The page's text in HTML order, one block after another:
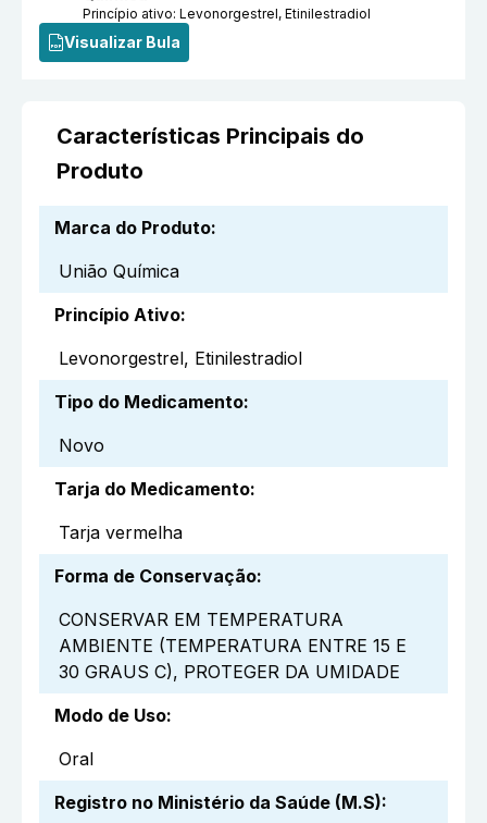
Princípio ativo:Levonorgestrel, Etinilestradiol
Visualizar Bula
Características Principais do
Produto
Marca do Produto:
União Química
Princípio Ativo:
Levonorgestrel, Etinilestradiol
Tipo do Medicamento:
Novo
Tarja do Medicamento:
Tarja vermelha
Forma de Conservação:
CONSERVAR EM TEMPERATURA
AMBIENTE (TEMPERATURA ENTRE 15 E
30 GRAUS C), PROTEGER DA UMIDADE
Modo de Uso:
Oral
Registro no Ministério da Saúde (M.S):